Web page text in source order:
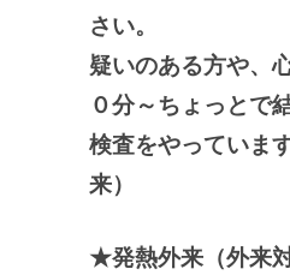
さい。
疑いのある方や、
０分～ちょっとで
検査をやっていま
来）
★発熱外来（外来